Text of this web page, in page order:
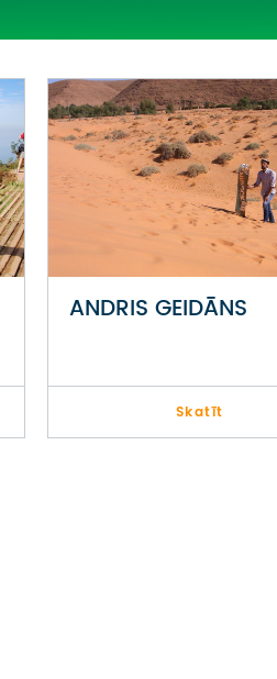
ANDRIS GEIDĀNS
Skatīt